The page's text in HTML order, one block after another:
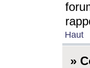
Haut
»